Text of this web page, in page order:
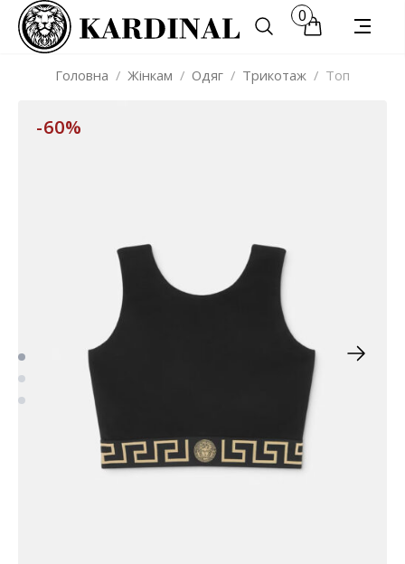
0
Головна / Жінкам / Одяг / Трикотаж / Топ
-60%